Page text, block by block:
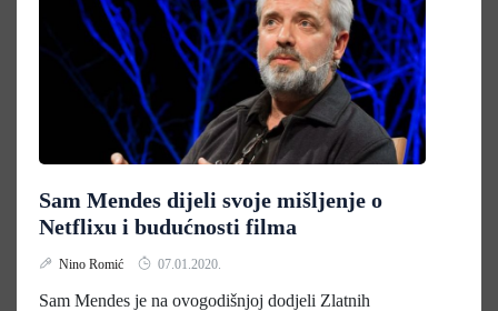
Sam Mendes dijeli svoje mišljenje o
Netflixu i budućnosti filma
Nino Romić 07.01.2020.
Sam Mendes je na ovogodišnjoj dodjeli Zlatnih